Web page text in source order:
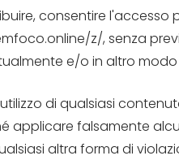
consentire
z/, senza
e/o in altro
di qualsiasi
applicare falsamente
altra forma di